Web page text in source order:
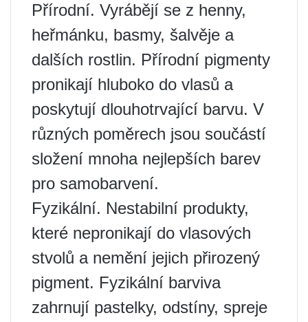
Přírodní. Vyrábějí se z henny,
heřmánku, basmy, šalvěje a
dalších rostlin. Přírodní pigmenty
pronikají hluboko do vlasů a
poskytují dlouhotrvající barvu. V
různých poměrech jsou součástí
složení mnoha nejlepších barev
pro samobarvení.
Fyzikální. Nestabilní produkty,
které nepronikají do vlasových
stvolů a nemění jejich přirozený
pigment. Fyzikální barviva
zahrnují pastelky, odstíny, spreje